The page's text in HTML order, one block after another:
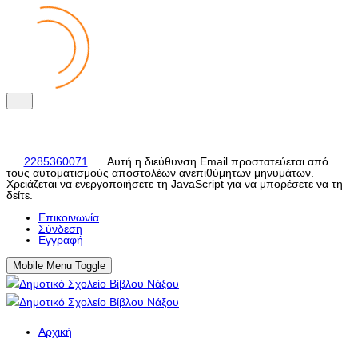
2285360071
Αυτή η διεύθυνση Email προστατεύεται από
τους αυτοματισμούς αποστολέων ανεπιθύμητων μηνυμάτων.
Χρειάζεται να ενεργοποιήσετε τη JavaScript για να μπορέσετε να τη
δείτε.
Eπικοινωνία
Σύνδεση
Εγγραφή
Mobile Menu Toggle
Αρχική